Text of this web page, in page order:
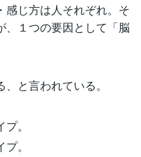
感じ方は人それぞれ。そ
、１つの要因として「脳
と言われている。
。
。